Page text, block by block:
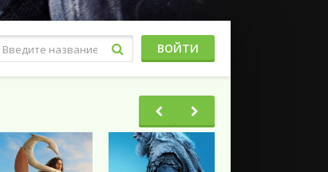
Ужасы
Триллеры
ВОЙТИ